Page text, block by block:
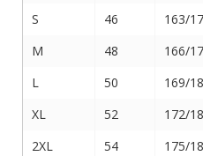
S
46 163/
M
48 166/
L
50 169/
XL
52 172/
2XL
54 175/